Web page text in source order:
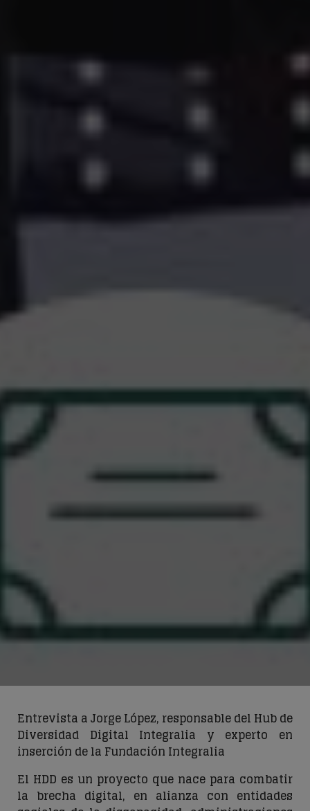
Entrevista a Jorge López, responsable del Hub de
Diversidad Digital Integralia y experto en
inserción de la Fundación Integralia
El HDD es un proyecto que nace para combatir
la brecha digital, en alianza con entidades